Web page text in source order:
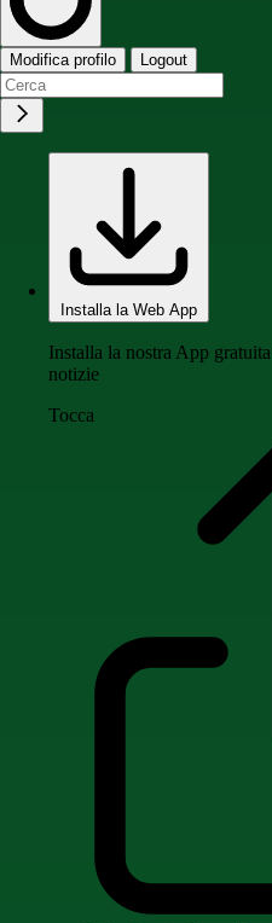
Modifica profilo Logout
Installa la Web App
Installa la nostra App
notizie
Tocca